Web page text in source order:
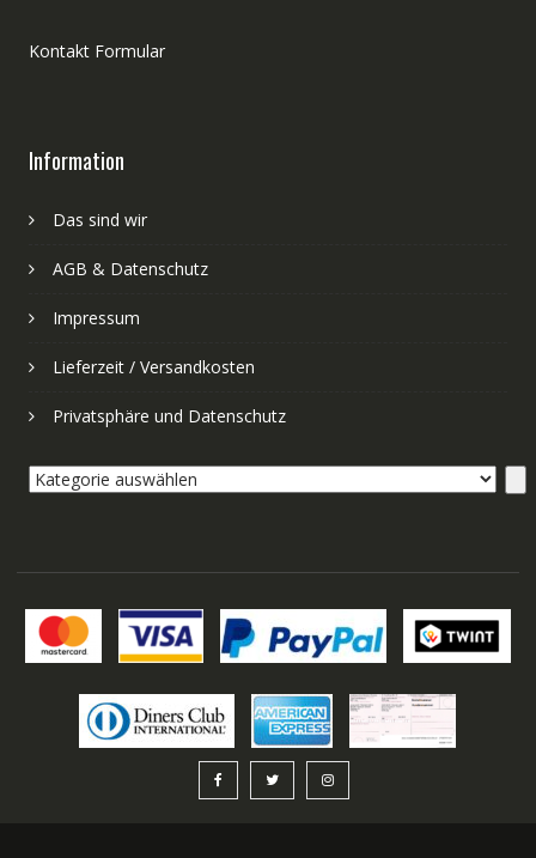
Kontakt Formular
Information
Das sind wir
AGB & Datenschutz
Impressum
Lieferzeit / Versandkosten
Privatsphäre und Datenschutz
Kategorie